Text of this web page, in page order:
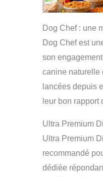
Dog Chef : une
Dog Chef est
son
canine naturelle
lancées depuis
leur bon rapport
Ultra Premium
Ultra Premium
recommandé
dédiée